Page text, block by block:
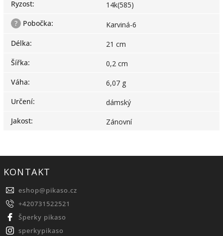
Ryzost:
14k(585)
?
Pobočka:
Karviná-6
Délka:
21 cm
Šířka:
0,2 cm
Váha:
6,07 g
Určení:
dámský
Jakost: Zánovní
KONTAKT
eshop@pikaso.cz
+420731522521
Šperky pikaso
sperkypikaso